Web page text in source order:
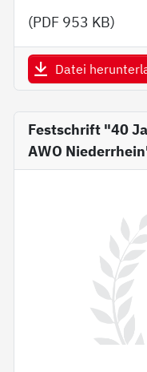
(PDF 953 KB)
Datei
Festschrift "40
AWO